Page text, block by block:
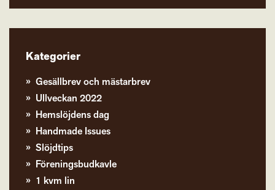
Kategorier
Gesällbrev och mästarbrev
Ullveckan 2022
Hemslöjdens dag
Handmade Issues
Slöjdtips
Föreningsbudkavle
1 kvm lin